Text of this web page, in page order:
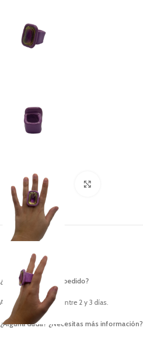
¿Cuánto tardará mi pedido?
Aproximadamente entre 2 y 3 días.
¿Alguna duda? ¿Necesitas más información?